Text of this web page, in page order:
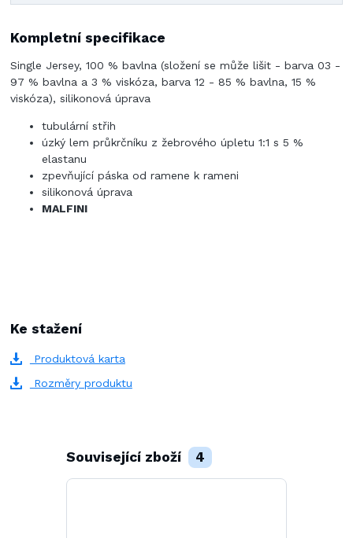
Kompletní specifikace
Single Jersey, 100 % bavlna (složení se může lišit - barva 03 -
97 % bavlna a 3 % viskóza, barva 12 - 85 % bavlna, 15 %
viskóza), silikonová úprava
tubulární střih
úzký lem průkrčníku z žebrového úpletu 1:1 s 5 %
elastanu
zpevňující páska od ramene k rameni
silikonová úprava
MALFINI
Ke stažení
Produktová karta
Rozměry produktu
Související zboží 4